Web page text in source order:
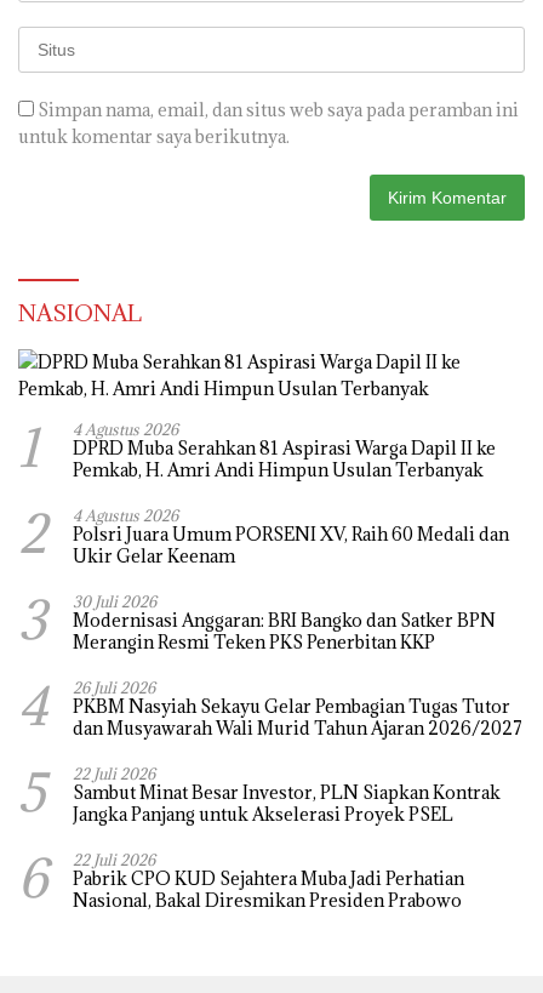
Simpan nama, email, dan situs web saya pada peramban ini
untuk komentar saya berikutnya.
NASIONAL
1 4 Agustus 2026
DPRD Muba Serahkan 81 Aspirasi Warga Dapil II ke
Pemkab, H. Amri Andi Himpun Usulan Terbanyak
2 4 Agustus 2026
Polsri Juara Umum PORSENI XV, Raih 60 Medali dan
Ukir Gelar Keenam
3 30 Juli 2026
Modernisasi Anggaran: BRI Bangko dan Satker BPN
Merangin Resmi Teken PKS Penerbitan KKP
4 26 Juli 2026
PKBM Nasyiah Sekayu Gelar Pembagian Tugas Tutor
dan Musyawarah Wali Murid Tahun Ajaran 2026/2027
5 22 Juli 2026
Sambut Minat Besar Investor, PLN Siapkan Kontrak
Jangka Panjang untuk Akselerasi Proyek PSEL
6 22 Juli 2026
Pabrik CPO KUD Sejahtera Muba Jadi Perhatian
Nasional, Bakal Diresmikan Presiden Prabowo